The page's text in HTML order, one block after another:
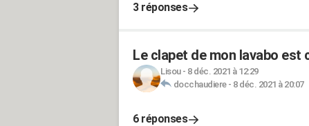
3 réponses
Le clapet de mon lavabo est
Lisou- 8 déc. 2021 à 12:29
docchaudiere- 8 déc. 2021 à 20:07
6 réponses